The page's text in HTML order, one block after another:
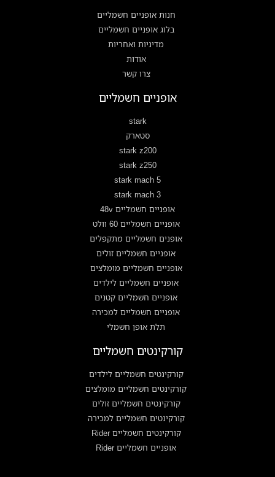
חנות אופניים חשמליים
בלוג אופניים חשמליים
מדיניות ואחריות
אודות
צרו קשר
אופניים חשמליים
stark
סטארק
stark z200
stark z250
stark mach 5
stark mach 3
אופניים חשמליים 48v
אופניים חשמליים 60 וולט
אופנים חשמליים מתקפלים
אופניים חשמליים זולים
אופניים חשמליים מומלצים
אופניים חשמליים לילדים
אופניים חשמליים קטנים
אופניים חשמליים למכירה
תלת אופן חשמלי
קורקינטים חשמליים
קורקינטים חשמליים לילדים
קורקינטים חשמליים מומלצים
קורקינטים חשמליים זולים
קורקינטים חשמליים למכירה
קורקינטים חשמליים Rider
אופניים חשמליים Rider